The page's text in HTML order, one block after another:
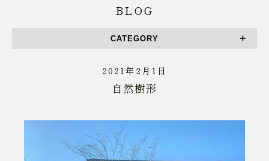
BLOG
CATEGORY
2021年2月1日
自然樹形